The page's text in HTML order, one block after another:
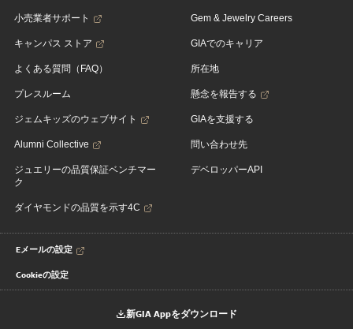
小売業者サポート
キャンパス ストア
よくある質問（FAQ）
プレスルーム
ジェムキッズのウェブサイト
Alumni Collective
ジュエリーの品質保証ベンチマー
ク
ダイヤモンドの品質を示す4C
Gem & Jewelry Careers
GIAでのキャリア
所在地
懸念を報告する
GIAを支援する
問い合わせ先
デベロッパーAPI
Eメールの設定
Cookieの設定
新GIA Appをダウンロード